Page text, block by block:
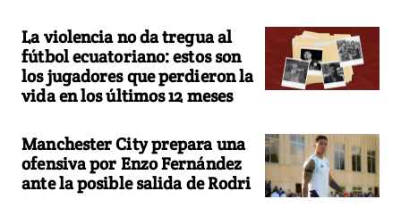
La violencia no da tregua al
fútbol ecuatoriano: estos son
los jugadores que perdieron la
vida en los últimos 12 meses
Manchester City prepara una
ofensiva por Enzo Fernández
ante la posible salida de Rodri